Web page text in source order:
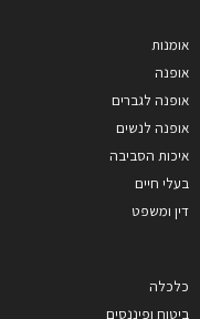
אומנות
אופנה
אופנה לגברים
אופנה לנשים
איכות הסביבה
בעלי חיים
דין ומשפט
כלכלה
ביטוח ופיננסים